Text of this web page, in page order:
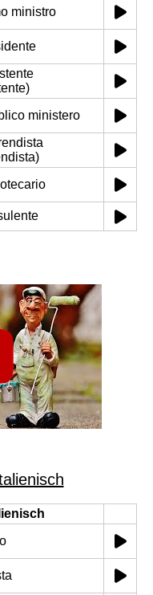
ministro
ministero